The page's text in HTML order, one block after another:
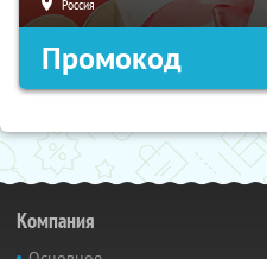
Россия
Промокод
Компания